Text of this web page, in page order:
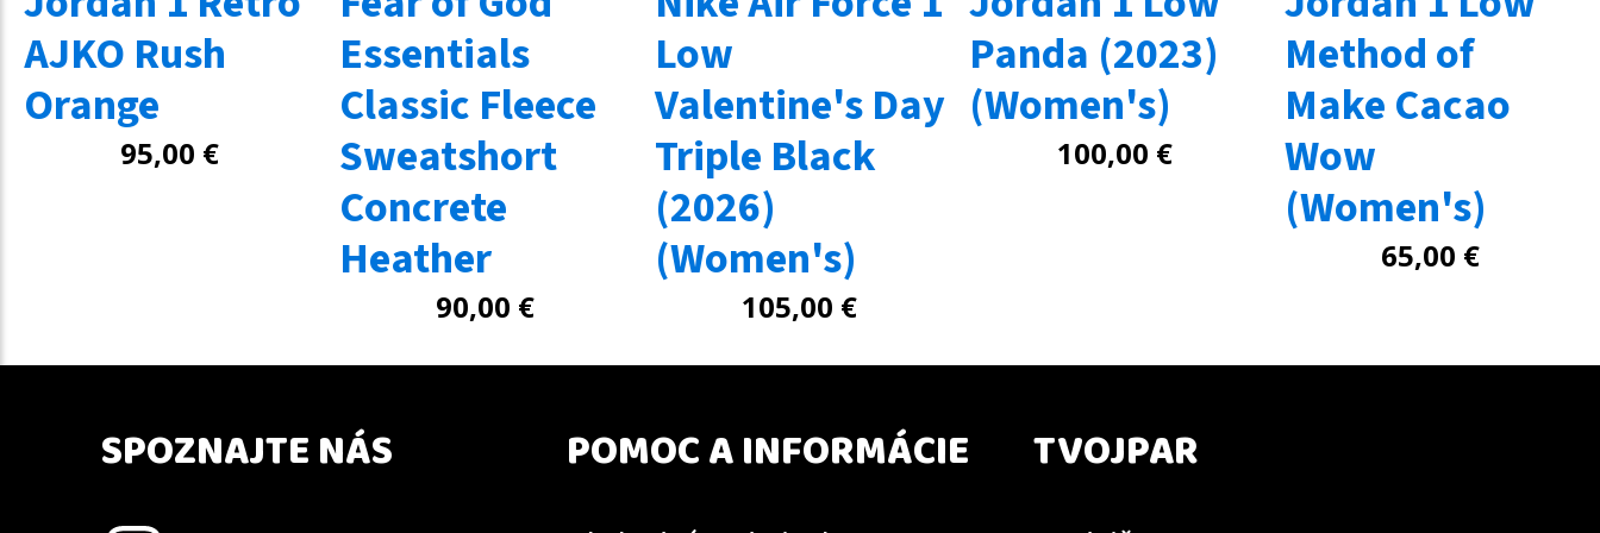
AJKO Rush
Orange
95,00 €
Essentials
Classic Fleece
Sweatshort
Concrete
Heather
90,00 €
Low
Valentine's Day
Triple Black
(2026)
(Women's)
105,00 €
Panda (2023)
(Women's)
100,00 €
Method of
Make Cacao
Wow
(Women's)
65,00 €
SPOZNAJTE NÁS POMOC A INFORMÁCIE TVOJPAR